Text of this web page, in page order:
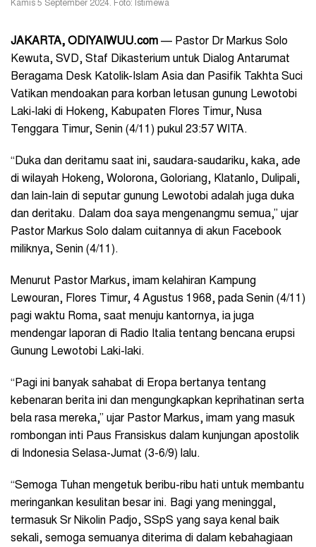
Kamis 5 September 2024. Foto: Istimewa
JAKARTA, ODIYAIWUU.com — Pastor Dr Markus Solo
Kewuta, SVD, Staf Dikasterium untuk Dialog Antarumat
Beragama Desk Katolik-Islam Asia dan Pasifik Takhta Suci
Vatikan mendoakan para korban letusan gunung Lewotobi
Laki-laki di Hokeng, Kabupaten Flores Timur, Nusa
Tenggara Timur, Senin (4/11) pukul 23:57 WITA.
“Duka dan deritamu saat ini, saudara-saudariku, kaka, ade
di wilayah Hokeng, Wolorona, Goloriang, Klatanlo, Dulipali,
dan lain-lain di seputar gunung Lewotobi adalah juga duka
dan deritaku. Dalam doa saya mengenangmu semua,” ujar
Pastor Markus Solo dalam cuitannya di akun Facebook
miliknya, Senin (4/11).
Menurut Pastor Markus, imam kelahiran Kampung
Lewouran, Flores Timur, 4 Agustus 1968, pada Senin (4/11)
pagi waktu Roma, saat menuju kantornya, ia juga
mendengar laporan di Radio Italia tentang bencana erupsi
Gunung Lewotobi Laki-laki.
“Pagi ini banyak sahabat di Eropa bertanya tentang
kebenaran berita ini dan mengungkapkan keprihatinan serta
bela rasa mereka,” ujar Pastor Markus, imam yang masuk
rombongan inti Paus Fransiskus dalam kunjungan apostolik
di Indonesia Selasa-Jumat (3-6/9) lalu.
“Semoga Tuhan mengetuk beribu-ribu hati untuk membantu
meringankan kesulitan besar ini. Bagi yang meninggal,
termasuk Sr Nikolin Padjo, SSpS yang saya kenal baik
sekali, semoga semuanya diterima di dalam kebahagiaan